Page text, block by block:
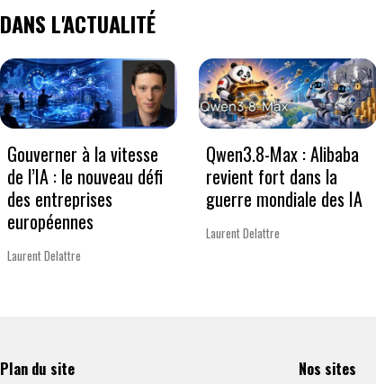
DANS L'ACTUALITÉ
Gouverner à la vitesse
de l’IA : le nouveau défi
des entreprises
européennes
Laurent Delattre
Qwen3.8-Max : Alibaba
revient fort dans la
guerre mondiale des IA
Laurent Delattre
Plan du site Nos sites